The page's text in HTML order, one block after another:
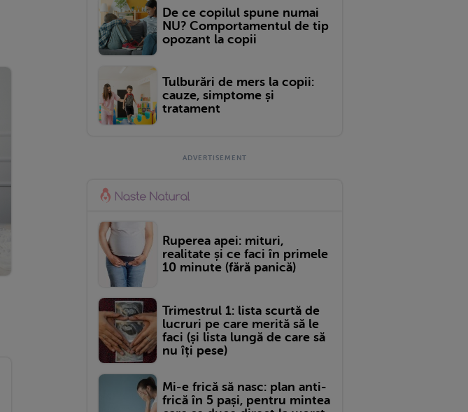
De ce copilul spune numai
NU? Comportamentul de tip
opozant la copii
Tulburări de mers la copii:
cauze, simptome și
tratament
Ruperea apei: mituri,
realitate și ce faci în primele
10 minute (fără panică)
Trimestrul 1: lista scurtă de
lucruri pe care merită să le
faci (și lista lungă de care să
nu îți pese)
Mi-e frică să nasc: plan anti-
frică în 5 pași, pentru mintea